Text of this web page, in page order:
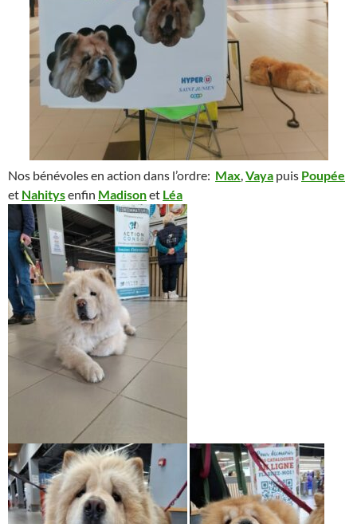
Nos bénévoles en action dans l’ordre: Max Vaya puis Poupée
et Nahitysenfin Madisonet Léa